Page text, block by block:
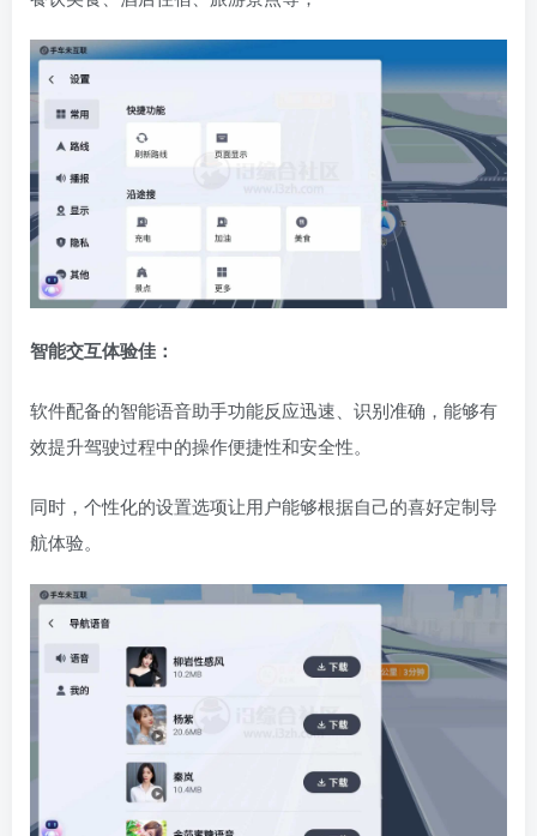
智能交互体验佳：
软件配备的智能语音助手功能反应迅速、识别准确，能够有
效提升驾驶过程中的操作便捷性和安全性。
同时，个性化的设置选项让用户能够根据自己的喜好定制导
航体验。